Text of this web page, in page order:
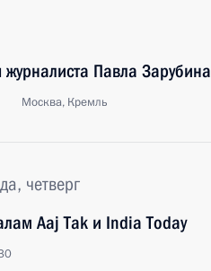
Павла Зарубина
Москва, Кремль
четверг
Aaj Tak и India Today